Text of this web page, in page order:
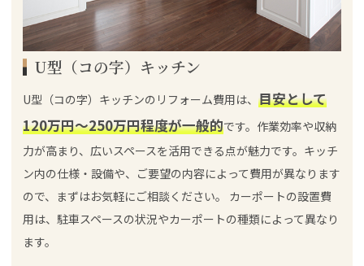
U型（コの字）キッチン
U型（コの字）キッチンのリフォーム費用は、 目安として
120万円～250万円程度が一般的です。作業効率や収納
力が高まり、広いスペースを活用できる点が魅力です。キッチ
ン内の仕様・設備や、ご要望の内容によって費用が異なります
ので、まずはお気軽にご相談ください。 カーポートの設置費
用は、駐車スペースの状況やカーポートの種類によって異なり
ます。